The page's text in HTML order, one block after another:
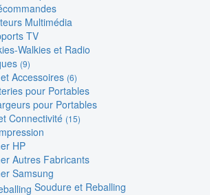
Multimédia
TV
Walkies et Radio
(9)
Accessoires (6)
pour Portables
pour Portables
Connectivité (15)
HP
Autres Fabricants
Samsung
Soudure et Reballing